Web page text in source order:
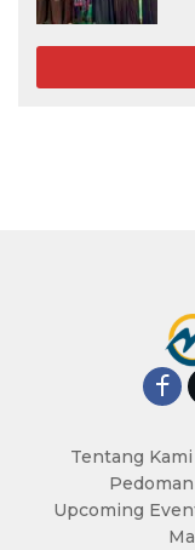
Tentang Kami
Upcoming